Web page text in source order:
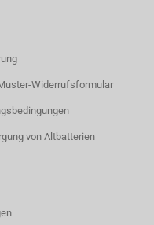
Widerrufsformular
von Altbatterien